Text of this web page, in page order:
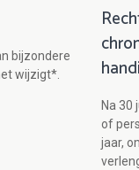
bijzondere
wijzigt*.
Na 30
of
jaar,